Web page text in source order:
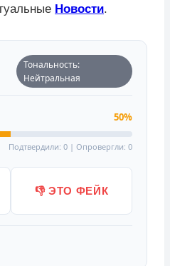
Новости.
Тональность:
Нейтральная
50%
Подтвердили: 0 | Опровергли: 0
👎 ЭТО ФЕЙК